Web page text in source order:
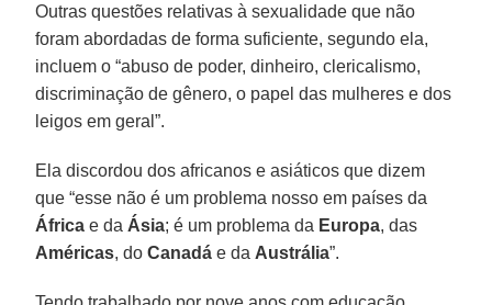
Outras questões relativas à sexualidade que não
foram abordadas de forma suficiente, segundo ela,
incluem o “abuso de poder, dinheiro, clericalismo,
discriminação de gênero, o papel das mulheres e dos
leigos em geral”.
Ela discordou dos africanos e asiáticos que dizem
que “esse não é um problema nosso em países da
África e da Ásia; é um problema da Europa, das
Américas, doCanadá e da Austrália”.